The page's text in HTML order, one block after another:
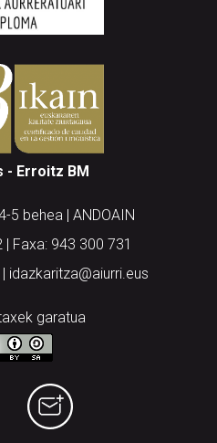
- Erroitz BM
5 behea | ANDOAIN
Faxa: 943 300 731
idazkaritza@aiurri.eus
garatua